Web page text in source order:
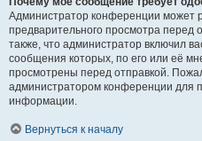
Администратор конференции может
предварительного просмотра
также, что администратор включил
сообщения которых, по его или её
просмотрены перед отправкой.
администратором конференции для
информации.
Вернуться к началу